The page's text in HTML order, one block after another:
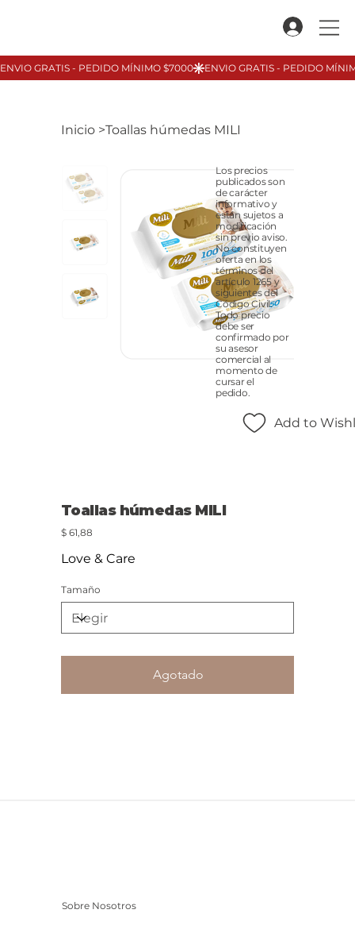
Inicio >Toallas húmedas MILI
Toallas húmedas MILI
Precio
$ 61,88
Love & Care
Tamaño
Agotado
Add to
Los precios
publicados son
de carácter
informativo y
están sujetos a
modificación
sin previo aviso.
No constituyen
oferta en los
términos del
artículo 1265 y
siguientes del
Código Civil.
Todo precio
debe ser
confirmado por
su asesor
comercial al
momento de
cursar el
pedido.
Sobre Nosotros